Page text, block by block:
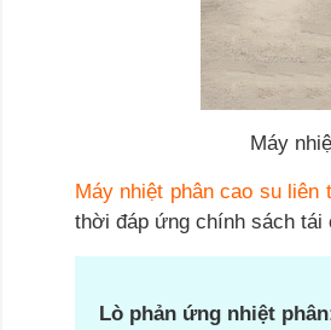
Máy
Máy nhiệt phân cao su liên
thời đáp ứng chính sách
Lò phản ứng nhiệt